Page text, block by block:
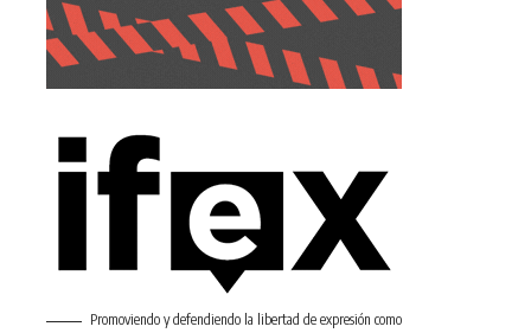
Promoviendo y defendiendo la libertad de expresión como